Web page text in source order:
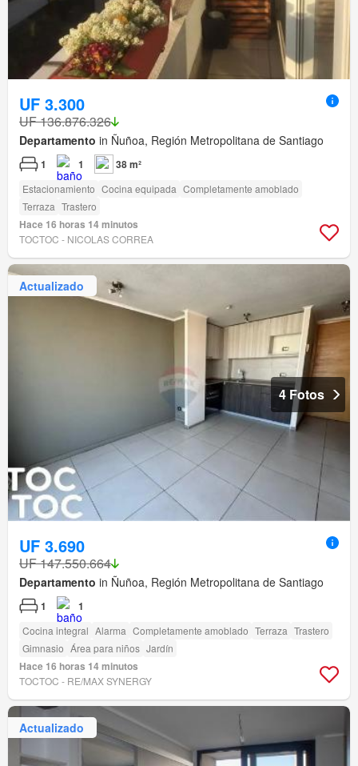
UF 3.300
UF 136.876.326
Departamento in Ñuñoa, Región Metropolitana de Santiago
1 1 38 m²
Estacionamiento Cocina equipada Completamente amoblado
Terraza Trastero
Hace 16 horas 14 minutos
TOCTOC - NICOLAS CORREA
Actualizado
4 Fotos
UF 3.690
UF 147.550.664
Departamento in Ñuñoa, Región Metropolitana de Santiago
1 1
Cocina integral Alarma Completamente amoblado Terraza Trastero
Gimnasio Área para niños Jardín
Hace 16 horas 14 minutos
TOCTOC - RE/MAX SYNERGY
Actualizado